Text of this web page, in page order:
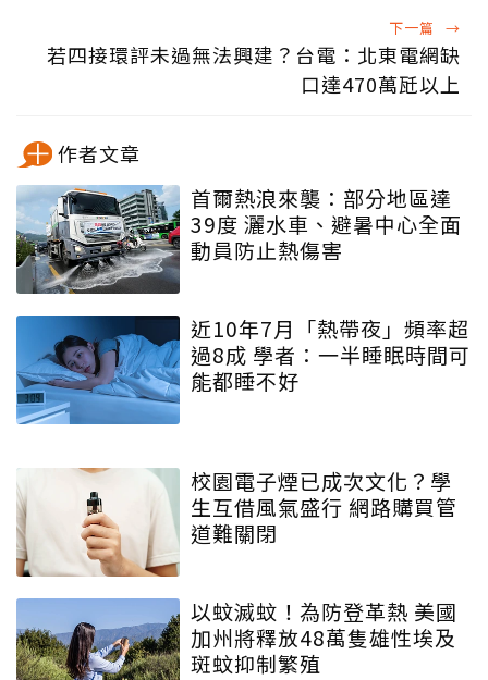
下一篇 →
若四接環評未過無法興建？台電：北東電網缺
口達470萬瓩以上
作者文章
首爾熱浪來襲：部分地區達
39度 灑水車、避暑中心全面
動員防止熱傷害
近10年7月「熱帶夜」頻率超
過8成 學者：一半睡眠時間可
能都睡不好
校園電子煙已成次文化？學
生互借風氣盛行 網路購買管
道難關閉
以蚊滅蚊！為防登革熱 美國
加州將釋放48萬隻雄性埃及
斑蚊抑制繁殖